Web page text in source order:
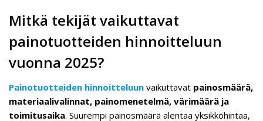
Mitkä tekijät vaikuttavat
painotuotteiden hinnoitteluun
vuonna 2025?
Painotuotteiden hinnoitteluun vaikuttavat painosmäärä,
materiaalivalinnat, painomenetelmä, värimäärä ja
toimitusaika. Suurempi painosmäärä alentaa yksikköhintaa,